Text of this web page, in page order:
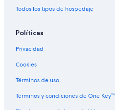
Todos los tipos de hospedaje
Políticas
Privacidad
Cookies
Términos de uso
Términos y condiciones de One Key™